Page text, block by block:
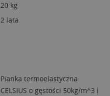
20 kg
2 lata
Pianka termoelastyczna
CELSIUS o gęstości 50kg/m^3 i